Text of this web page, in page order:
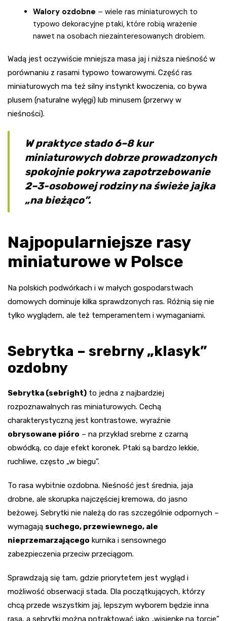
Walory ozdobne – wiele ras miniaturowych to
typowo dekoracyjne ptaki, które robią wrażenie
nawet na osobach niezainteresowanych drobiem.
Wadą jest oczywiście mniejsza masa jaj i niższa nieśność w
porównaniu z rasami typowo towarowymi. Część ras
miniaturowych ma też silny instynkt kwoczenia, co bywa
plusem (naturalne wylęgi) lub minusem (przerwy w
nieśności).
W praktyce stado 6–8 kur
miniaturowych dobrze prowadzonych
spokojnie pokrywa zapotrzebowanie
2–3-osobowej rodziny na świeże jajka
„na bieżąco”.
Najpopularniejsze rasy
miniaturowe w Polsce
Na polskich podwórkach i w małych gospodarstwach
domowych dominuje kilka sprawdzonych ras. Różnią się nie
tylko wyglądem, ale też temperamentem i wymaganiami.
Sebrytka – srebrny „klasyk”
ozdobny
Sebrytka (sebright) to jedna z najbardziej
rozpoznawalnych ras miniaturowych. Cechą
charakterystyczną jest kontrastowe, wyraźnie
obrysowane pióro – na przykład srebrne z czarną
obwódką, co daje efekt koronek. Ptaki są bardzo lekkie,
ruchliwe, często „w biegu”.
To rasa wybitnie ozdobna. Nieśność jest średnia, jaja
drobne, ale skorupka najczęściej kremowa, do jasno
beżowej. Sebrytki nie należą do ras szczególnie odpornych –
wymagają suchego, przewiewnego, ale
nieprzemarzającego kurnika i sensownego
zabezpieczenia przeciw przeciągom.
Sprawdzają się tam, gdzie priorytetem jest wygląd i
możliwość obserwacji stada. Dla początkujących, którzy
chcą przede wszystkim jaj, lepszym wyborem będzie inna
rasa, a sebrytki można potraktować jako „wisienkę na torcie”